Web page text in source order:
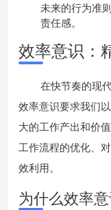
未来的行为准
责任感。
效率意识：
在快节奏的现
效率意识要求我们
大的工作产出和价
工作流程的优化、
效利用。
为什么效率